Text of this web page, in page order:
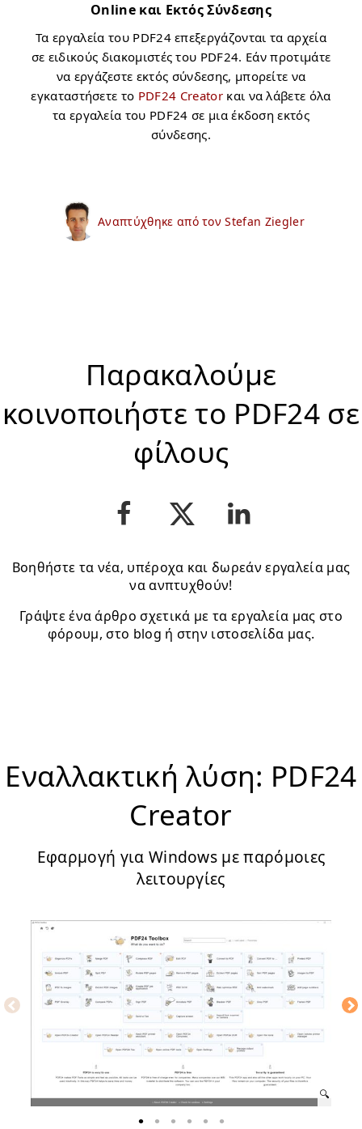
Online και Εκτός Σύνδεσης
Τα εργαλεία του PDF24 επεξεργάζονται τα αρχεία
σε ειδικούς διακομιστές του PDF24. Εάν προτιμάτε
να εργάζεστε εκτός σύνδεσης, μπορείτε να
εγκαταστήσετε το PDF24 Creatorκαι να λάβετε όλα
τα εργαλεία του PDF24 σε μια έκδοση εκτός
σύνδεσης.
Αναπτύχθηκε από τον Stefan Ziegler
Παρακαλούμε
κοινοποιήστε το PDF24 σε
φίλους
Βοηθήστε τα νέα, υπέροχα και δωρεάν εργαλεία μας
να ανπτυχθούν!
Γράψτε ένα άρθρο σχετικά με τα εργαλεία μας στο
φόρουμ, στο blog ή στην ιστοσελίδα μας.
Εναλλακτική λύση: PDF24
Creator
Εφαρμογή για Windows με παρόμοιες
λειτουργίες